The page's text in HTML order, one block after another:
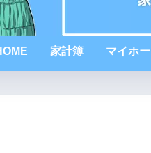
家計簿 マイホ